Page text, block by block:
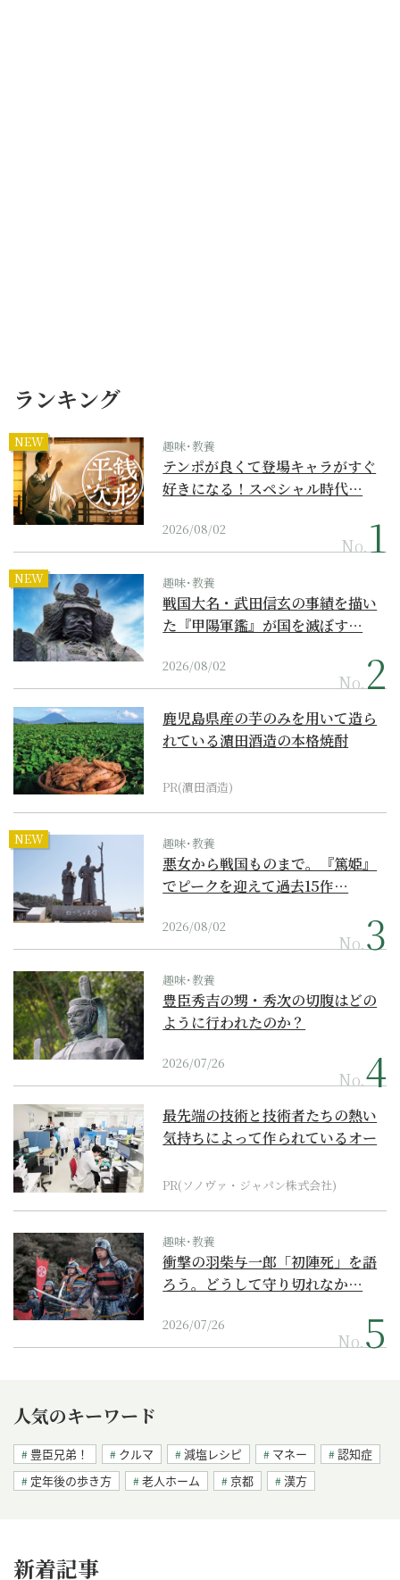
ランキング
NEW 趣味･教養
テンポが良くて登場キャラがすぐ
好きになる！スペシャル時代…
2026/08/02
No.
NEW 趣味･教養
戦国大名・武田信玄の事績を描い
た『甲陽軍鑑』が国を滅ぼす…
2026/08/02
No.
鹿児島県産の芋のみを用いて造ら
れている濵田酒造の本格焼酎
PR(濵田酒造)
NEW 趣味･教養
悪女から戦国ものまで。『篤姫』
でピークを迎えて過去15作…
2026/08/02
No.
趣味･教養
豊臣秀吉の甥・秀次の切腹はどの
ように行われたのか？
2026/07/26
No.
最先端の技術と技術者たちの熱い
気持ちによって作られているオー
PR(ソノヴァ・ジャパン株式会社)
趣味･教養
衝撃の羽柴与一郎「初陣死」を語
ろう。どうして守り切れなか…
2026/07/26
No.
人気のキーワード
豊臣兄弟！ クルマ 減塩レシピ マネー
認知症
定年後の歩き方
老人ホーム 京都 漢方
新着記事